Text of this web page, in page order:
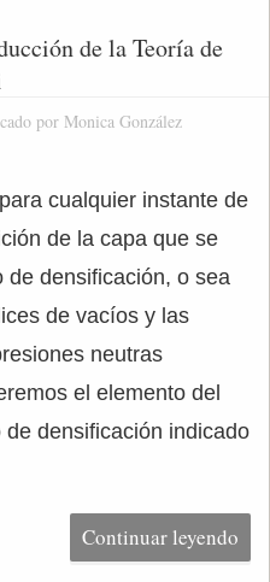
de la Teoría de
por Monica González
cualquier instante de
de la capa que se
de densificación, o sea
de vacíos y las
neutras
el elemento del
densificación indicado
Continuar leyendo